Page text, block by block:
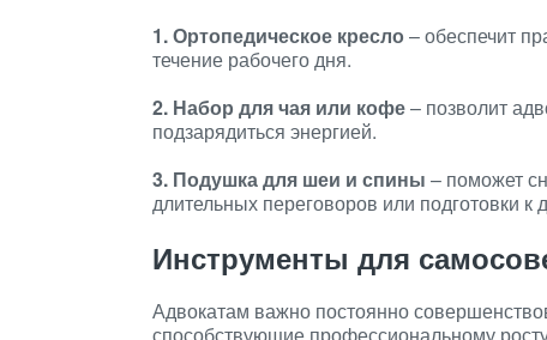
1. Ортопедическое кресло – обеспечит
течение рабочего дня.
2. Набор для чая или кофе– позволит
подзарядиться энергией.
3. Подушка для шеи и спины – поможет
длительных переговоров или подготовки к
Инструменты для
Адвокатам важно постоянно